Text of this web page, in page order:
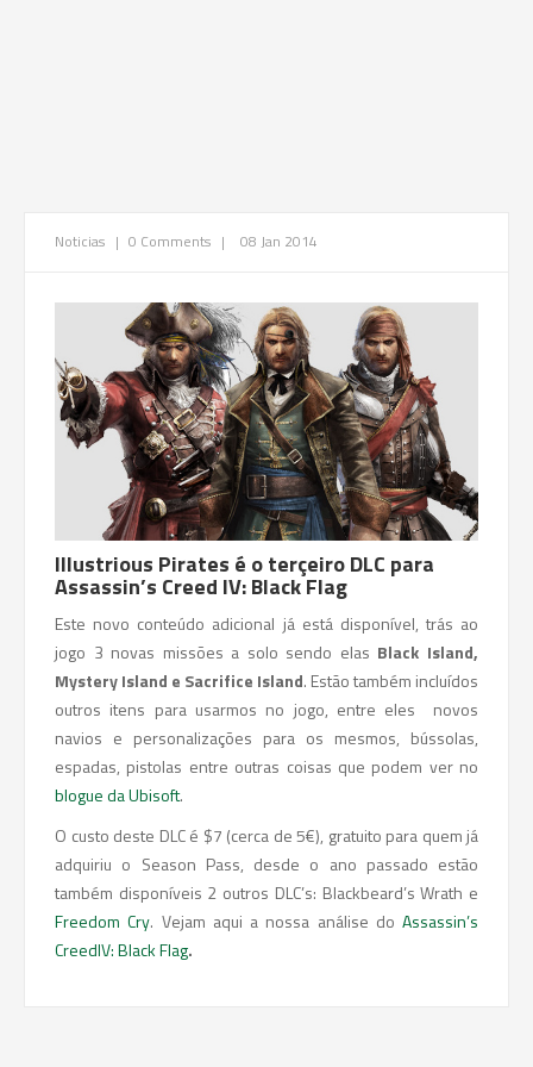
Noticias | 0 Comments | 08 Jan 2014
Illustrious Pirates é o terçeiro DLC para
Assassin’s Creed IV: Black Flag
Este novo conteúdo adicional já está disponível, trás ao
jogo 3 novas missões a solo sendo elas Black Island,
Mystery Island e Sacrifice Island. Estão também incluídos
outros itens para usarmos no jogo, entre eles novos
navios e personalizações para os mesmos, bússolas,
espadas, pistolas entre outras coisas que podem ver no
blogue da Ubisoft.
O custo deste DLC é $7 (cerca de 5€), gratuito para quem já
adquiriu o Season Pass, desde o ano passado estão
também disponíveis 2 outros DLC’s: Blackbeard’s Wrath e
Freedom Cry. Vejam aqui a nossa análise do Assassin’s
CreedIV: Black Flag.